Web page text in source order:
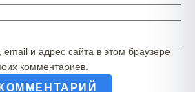
и адрес сайта в этом браузере
комментариев.